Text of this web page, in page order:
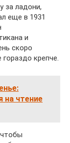
за ладони,
еще в 1931
и
скоро
крепче.
на чтение